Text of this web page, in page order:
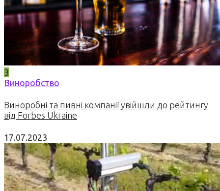
3
Виноробство
Виноробні та пивні компанії увійшли до рейтингу
від Forbes Ukraine
17.07.2023